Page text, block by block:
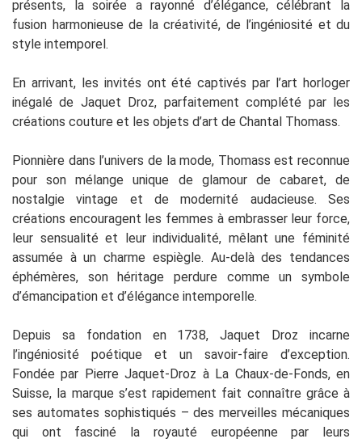
présents, la soirée a rayonné d’élégance, célébrant la
fusion harmonieuse de la créativité, de l’ingéniosité et du
style intemporel.
En arrivant, les invités ont été captivés par l’art horloger
inégalé de Jaquet Droz, parfaitement complété par les
créations couture et les objets d’art de Chantal Thomass.
Pionnière dans l’univers de la mode, Thomass est reconnue
pour son mélange unique de glamour de cabaret, de
nostalgie vintage et de modernité audacieuse. Ses
créations encouragent les femmes à embrasser leur force,
leur sensualité et leur individualité, mêlant une féminité
assumée à un charme espiègle. Au-delà des tendances
éphémères, son héritage perdure comme un symbole
d’émancipation et d’élégance intemporelle.
Depuis sa fondation en 1738, Jaquet Droz incarne
l’ingéniosité poétique et un savoir-faire d’exception.
Fondée par Pierre Jaquet-Droz à La Chaux-de-Fonds, en
Suisse, la marque s’est rapidement fait connaître grâce à
ses automates sophistiqués – des merveilles mécaniques
qui ont fasciné la royauté européenne par leurs